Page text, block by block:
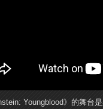
Youngblood》的舞台